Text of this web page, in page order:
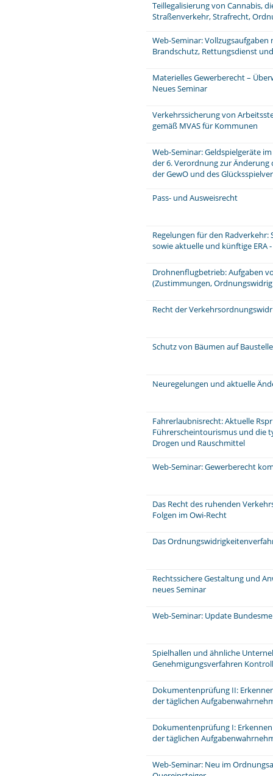
Teillegalisierung von Cannabis,
Straßenverkehr, Strafrecht,
Web-Seminar: Vollzugsaufgaben
Brandschutz, Rettungsdienst
Materielles Gewerberecht –
Neues Seminar
Verkehrssicherung von
gemäß MVAS für Kommunen
Web-Seminar: Geldspielgeräte
der 6. Verordnung zur Änderung
der GewO und des
Pass- und Ausweisrecht
Regelungen für den Radverkehr:
sowie aktuelle und künftige ERA
Drohnenflugbetrieb: Aufgaben
(Zustimmungen,
Recht der
Schutz von Bäumen auf
Neuregelungen und aktuelle
Fahrerlaubnisrecht: Aktuelle
Führerscheintourismus und die
Drogen und Rauschmittel
Web-Seminar: Gewerberecht
Das Recht des ruhenden
Folgen im Owi-Recht
Das
Rechtssichere Gestaltung und
neues Seminar
Web-Seminar: Update
Spielhallen und ähnliche
Genehmigungsverfahren
Dokumentenprüfung II:
der täglichen
Dokumentenprüfung I:
der täglichen
Web-Seminar: Neu im